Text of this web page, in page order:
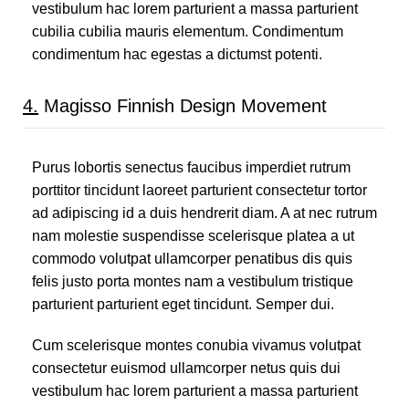
vestibulum hac lorem parturient a massa parturient
cubilia cubilia mauris elementum. Condimentum
condimentum hac egestas a dictumst potenti.
4. Magisso Finnish Design Movement
Purus lobortis senectus faucibus imperdiet rutrum
porttitor tincidunt laoreet parturient consectetur tortor
ad adipiscing id a duis hendrerit diam. A at nec rutrum
nam molestie suspendisse scelerisque platea a ut
commodo volutpat ullamcorper penatibus dis quis
felis justo porta montes nam a vestibulum tristique
parturient parturient eget tincidunt. Semper dui.
Cum scelerisque montes conubia vivamus volutpat
consectetur euismod ullamcorper netus quis dui
vestibulum hac lorem parturient a massa parturient